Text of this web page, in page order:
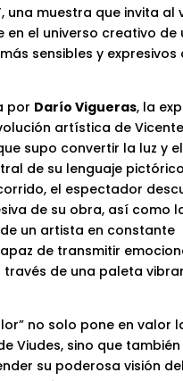
, una muestra que invita al
en el universo creativo de
sensibles y expresivos
por Darío Vigueras, la
artística de
supo convertir la luz y
de su lenguaje
el espectador
de su obra, así como
un artista en constante
de transmitir
de una paleta
no solo pone en valor
Viudes, sino que también
su poderosa visión